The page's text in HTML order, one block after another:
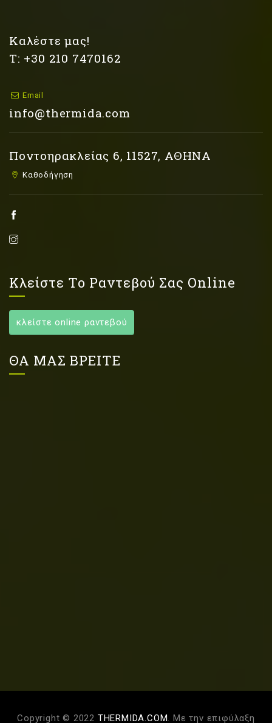
Καλέστε μας!
Τ: +30 210 7470162
Email
info@thermida.com
Ποντοηρακλείας 6, 11527, ΑΘΗΝΑ
Καθοδήγηση
Κλείστε Το Ραντεβού Σας Online
κλείστε online ραντεβού
ΘΑ ΜΑΣ ΒΡΕΙΤΕ
Copyright © 2022 THERMIDA.COM. Με την επιφύλαξη